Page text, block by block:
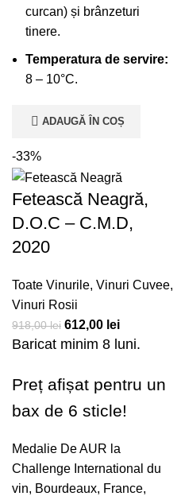
curcan) și brânzeturi
tinere.
Temperatura de servire:
8 – 10°C.
ADAUGĂ ÎN COȘ
-33%
Fetească Neagră,
D.O.C – C.M.D,
2020
Toate Vinurile, Vinuri Cuvee,
Vinuri Rosii
918,00lei 612,00 lei
Baricat minim 8 luni.
Preț afișat pentru un
bax de 6 sticle!
Medalie De AUR la
Challenge International du
vin, Bourdeaux, France,